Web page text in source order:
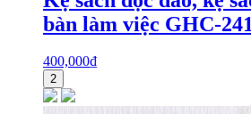
bàn làm việc GHC-
400,000₫
2